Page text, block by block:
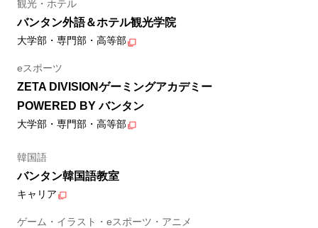
観光・ホテル
バンタン外語＆ホテル観光学院
大学部・専門部・高等部
eスポーツ
ZETA DIVISIONゲーミングアカデミー
POWERED BY バンタン
大学部・専門部・高等部
韓国語
バンタン韓国語教室
キャリア
ゲーム・イラスト・eスポーツ・アニメ